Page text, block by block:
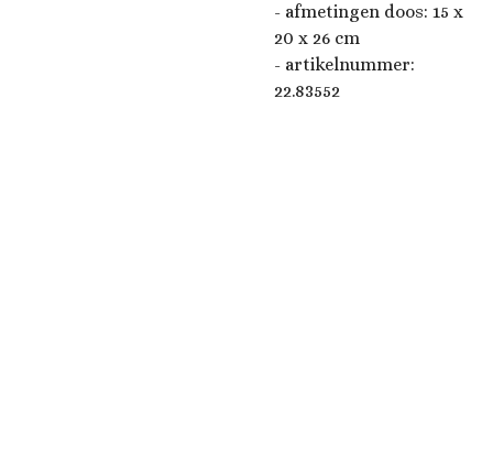
- afmetingen doos: 15 x
20 x 26 cm
- artikelnummer:
22.83552